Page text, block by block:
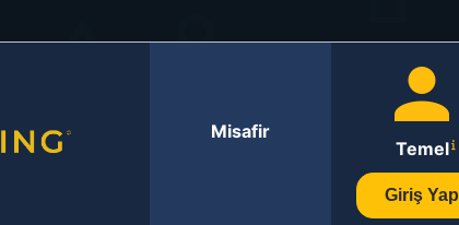
Misafir
Temel
Giriş Yap